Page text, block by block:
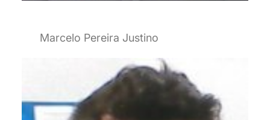
Marcelo Pereira Justino